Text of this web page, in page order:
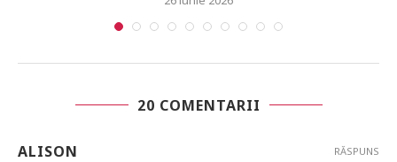
20 COMENTARII
ALISON RĂSPUNS